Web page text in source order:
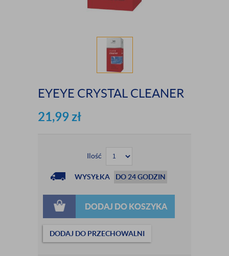
EYEYE CRYSTAL CLEANER
21,99 zł
Ilość
WYSYŁKA DO 24 GODZIN
DODAJ DO KOSZYKA
DODAJ DO PRZECHOWALNI